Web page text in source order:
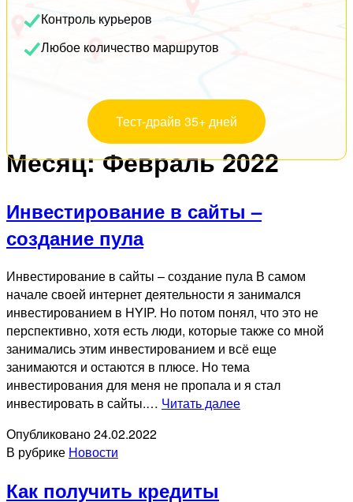
Контроль курьеров
Любое количество маршрутов
Тест-драйв 35+ дней
Месяц:Февраль 2022
Инвестирование в сайты –
создание пула
Инвестирование в сайты – создание пула В самом
начале своей интернет деятельности я занимался
инвестированием в HYIP. Но потом понял, что это не
перспективно, хотя есть люди, которые также со мной
занимались этим инвестированием и всё еще
занимаются и остаются в плюсе. Но тема
инвестирования для меня не пропала и я стал
инвестировать в сайты.… Читать далееИнвестирование
Опубликовано24.02.2022
В рубрике Новости
Как получить кредиты